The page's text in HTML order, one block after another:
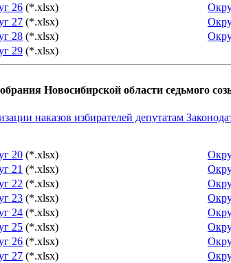
26 (*.xlsx)
27 (*.xlsx)
28 (*.xlsx)
29 (*.xlsx)
Новосибирской области седьмого
наказов избирателей депутатам
20 (*.xlsx)
21 (*.xlsx)
22 (*.xlsx)
23 (*.xlsx)
24 (*.xlsx)
25 (*.xlsx)
26 (*.xlsx)
27 (*.xlsx)